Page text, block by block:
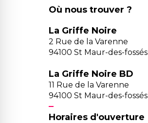
Où nous trouver ?
La Griffe Noire
2 Rue de la Varenne
94100 St Maur-des-fossés
La Griffe Noire BD
11 Rue de la Varenne
94100 St Maur-des-fossés
Horaires d'ouverture